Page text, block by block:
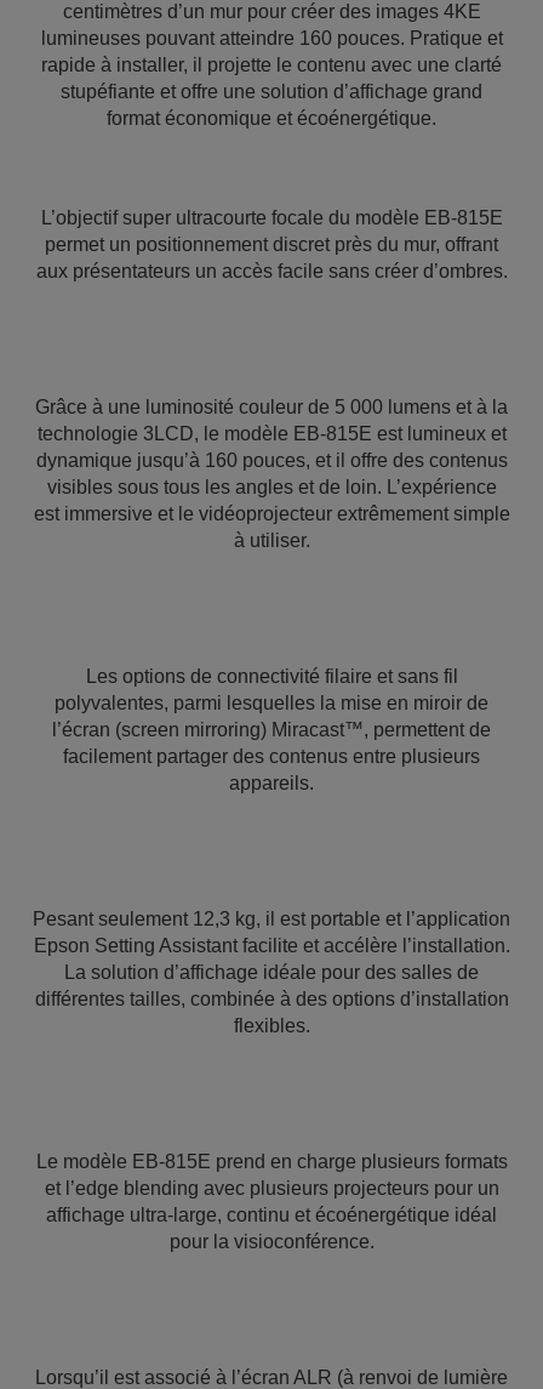
centimètres d’un mur pour créer des images 4KE
lumineuses pouvant atteindre 160 pouces. Pratique et
rapide à installer, il projette le contenu avec une clarté
stupéfiante et offre une solution d’affichage grand
format économique et écoénergétique.
L’objectif super ultracourte focale du modèle EB-815E
permet un positionnement discret près du mur, offrant
aux présentateurs un accès facile sans créer d’ombres.
Grâce à une luminosité couleur de 5 000 lumens et à la
technologie 3LCD, le modèle EB-815E est lumineux et
dynamique jusqu’à 160 pouces, et il offre des contenus
visibles sous tous les angles et de loin. L’expérience
est immersive et le vidéoprojecteur extrêmement simple
à utiliser.
Les options de connectivité filaire et sans fil
polyvalentes, parmi lesquelles la mise en miroir de
l’écran (screen mirroring) Miracast™, permettent de
facilement partager des contenus entre plusieurs
appareils.
Pesant seulement 12,3 kg, il est portable et l’application
Epson Setting Assistant facilite et accélère l’installation.
La solution d’affichage idéale pour des salles de
différentes tailles, combinée à des options d’installation
flexibles.
Le modèle EB-815E prend en charge plusieurs formats
et l’edge blending avec plusieurs projecteurs pour un
affichage ultra-large, continu et écoénergétique idéal
pour la visioconférence.
Lorsqu’il est associé à l’écran ALR (à renvoi de lumière